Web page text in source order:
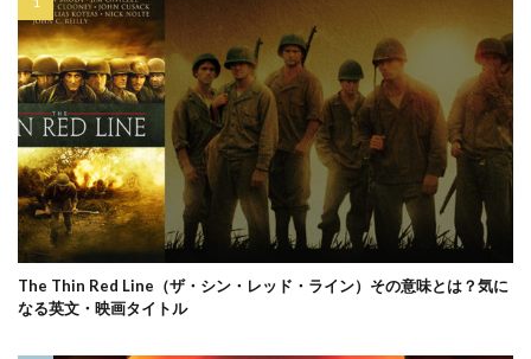
The Thin Red Line（ザ・シン・レッド・ライン）その意味とは？気に
なる英文・映画タイトル